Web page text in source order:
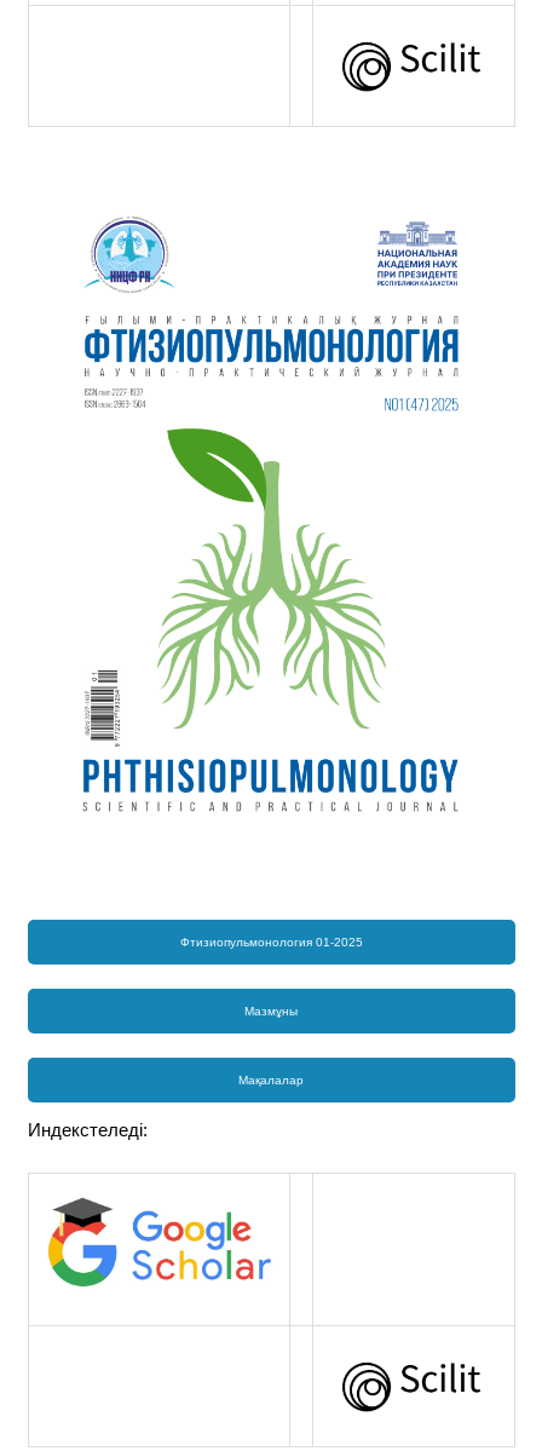
Фтизиопульмонология 01-2025
Мазмұны
Мақалалар
Индекстеледі: